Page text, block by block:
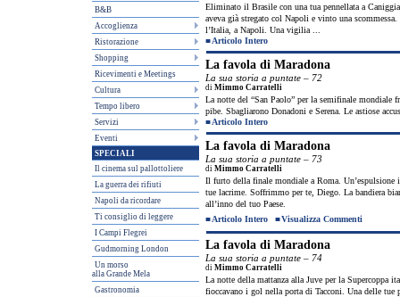
B&B
Accoglienza
Ristorazione
Shopping
Ricevimenti e Meetings
Cultura
Tempo libero
Servizi
Eventi
SPECIALI
Il cinema sul pallottoliere
La guerra dei rifiuti
Napoli da ricordare
Ti consiglio di leggere
I Campi Flegrei
Gudmorning London
Un morso
alla Grande Mela
Gastronomia
Eliminato il Brasile con una tua pennellata a
aveva già stregato col Napoli e vinto una
l’Italia, a Napoli. Una vigilia ...
■ Articolo Intero
La favola di Maradona
La sua storia a puntate – 72
di Mimmo Carratelli
La notte del “San Paolo” per la semifinale mondiale
pibe. Sbagliarono Donadoni e Serena. Le astiose
■ Articolo Intero
La favola di Maradona
La sua storia a puntate – 73
di Mimmo Carratelli
Il furto della finale mondiale a Roma. Un’espulsione
tue lacrime. Soffrimmo per te, Diego. La bandiera
all’inno del tuo Paese.
■ Articolo Intero ■Visualizza Commenti
La favola di Maradona
La sua storia a puntate – 74
di Mimmo Carratelli
La notte della mattanza alla Juve per la Supercoppa
fioccavano i gol nella porta di Tacconi. Una delle tue